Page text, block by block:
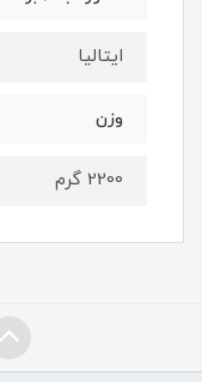
ایتالیا
وزن
2200 گرم